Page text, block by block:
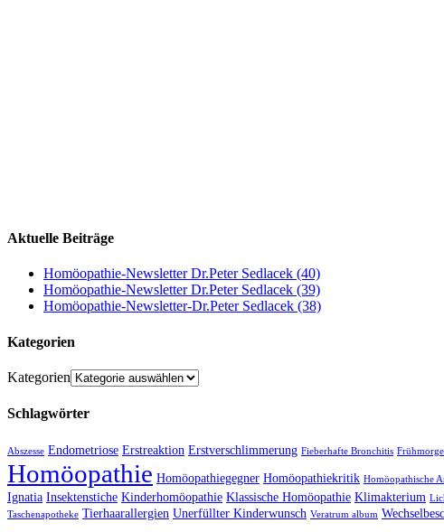
Aktuelle Beiträge
Homöopathie-Newsletter Dr.Peter Sedlacek (40)
Homöopathie-Newsletter Dr.Peter Sedlacek (39)
Homöopathie-Newsletter-Dr.Peter Sedlacek (38)
Kategorien
Kategorien
Schlagwörter
Abszesse Endometriose Erstreaktion Erstverschlimmerung Fieberhafte Bronchitis
Homöopathie Homöopathiegegner Homöopathiekritik Homöopathische
Ignatia Insektenstiche Kinderhomöopathie Klassische Homöopathie Klimakterium
Taschenapotheke Tierhaarallergien Unerfüllter Kinderwunsch Veratrum album